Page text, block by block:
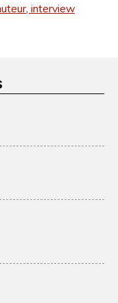
interview